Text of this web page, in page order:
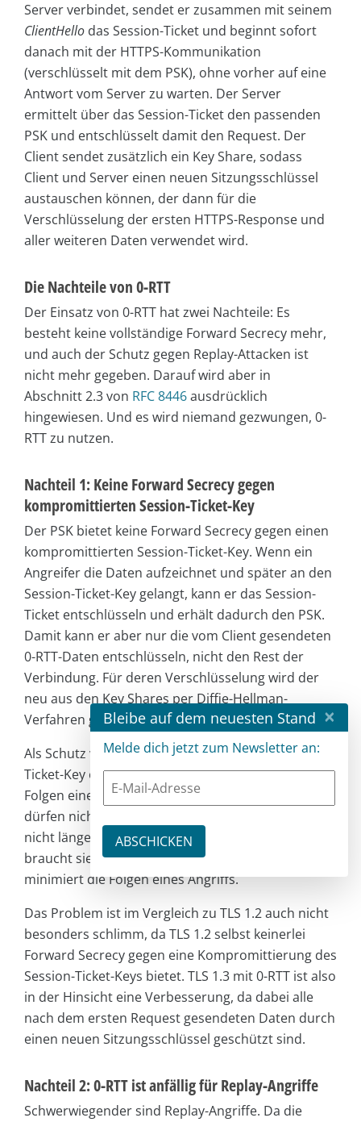
Server verbindet, sendet er zusammen mit seinem
ClientHello das Session-Ticket und beginnt sofort
danach mit der HTTPS-Kommunikation
(verschlüsselt mit dem PSK), ohne vorher auf eine
Antwort vom Server zu warten. Der Server
ermittelt über das Session-Ticket den passenden
PSK und entschlüsselt damit den Request. Der
Client sendet zusätzlich ein Key Share, sodass
Client und Server einen neuen Sitzungsschlüssel
austauschen können, der dann für die
Verschlüsselung der ersten HTTPS-Response und
aller weiteren Daten verwendet wird.
Die Nachteile von 0-RTT
Der Einsatz von 0-RTT hat zwei Nachteile: Es
besteht keine vollständige Forward Secrecy mehr,
und auch der Schutz gegen Replay-Attacken ist
nicht mehr gegeben. Darauf wird aber in
Abschnitt 2.3 von RFC 8446ausdrücklich
hingewiesen. Und es wird niemand gezwungen, 0-
RTT zu nutzen.
Nachteil 1: Keine Forward Secrecy gegen
kompromittierten Session-Ticket-Key
Der PSK bietet keine Forward Secrecy gegen einen
kompromittierten Session-Ticket-Key. Wenn ein
Angreifer die Daten aufzeichnet und später an den
Session-Ticket-Key gelangt, kann er das Session-
Ticket entschlüsseln und erhält dadurch den PSK.
Damit kann er aber nur die vom Client gesendeten
0-RTT-Daten entschlüsseln, nicht den Rest der
Verbindung. Für deren Verschlüsselung wird der
neu aus den Key Shares per Diffie-Hellman-
Verfahren gebildete Sitzungsschlüssel verwendet.
Als Schutz vor diesem Angriff sollte der Session-
Ticket-Key oft ausgetauscht werden, sodass die
Folgen eines Angriffs minimiert werden. Außerdem
dürfen nicht mehr benötigte Session-Ticket-Keys
nicht länger gespeichert werden (der Server
braucht sie ja nicht mehr). Beides zusammen
minimiert die Folgen eines Angriffs.
Das Problem ist im Vergleich zu TLS 1.2 auch nicht
besonders schlimm, da TLS 1.2 selbst keinerlei
Forward Secrecy gegen eine Kompromittierung des
Session-Ticket-Keys bietet. TLS 1.3 mit 0-RTT ist also
in der Hinsicht eine Verbesserung, da dabei alle
nach dem ersten Request gesendeten Daten durch
einen neuen Sitzungsschlüssel geschützt sind.
Nachteil 2: 0-RTT ist anfällig für Replay-Angriffe
Schwerwiegender sind Replay-Angriffe. Da die
Bleibe auf dem neuesten Stand ×
Melde dich jetzt zum Newsletter an: